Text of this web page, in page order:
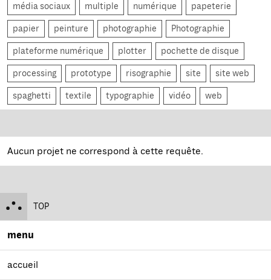
média sociaux multiple numérique papeterie
papier peinture photographie Photographie
plateforme numérique plotter pochette de disque
processing prototype risographie site site web
spaghetti textile typographie vidéo web
Aucun projet ne correspond à cette requête.
TOP
menu
accueil